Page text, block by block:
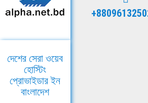
দেশের সেরা ওয়েব
হোস্টিং
প্রোভাইডার ইন
বাংলাদেশ